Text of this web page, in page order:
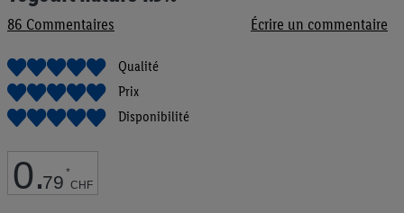
86 Commentaires Écrire un commentaire
Qualité
Prix
Disponibilité
0.79 *
CHF
la
d’images